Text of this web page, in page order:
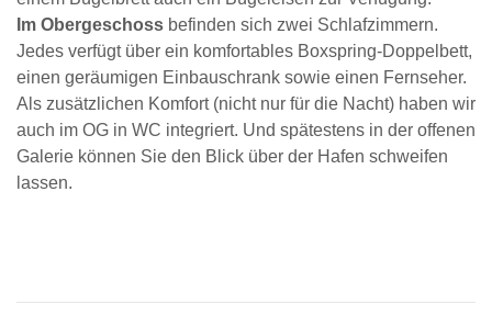
Im Obergeschoss befinden sich zwei Schlafzimmern.
Jedes verfügt über ein komfortables Boxspring-Doppelbett,
einen geräumigen Einbauschrank sowie einen Fernseher.
Als zusätzlichen Komfort (nicht nur für die Nacht) haben wir
auch im OG in WC integriert. Und spätestens in der offenen
Galerie können Sie den Blick über der Hafen schweifen
lassen.